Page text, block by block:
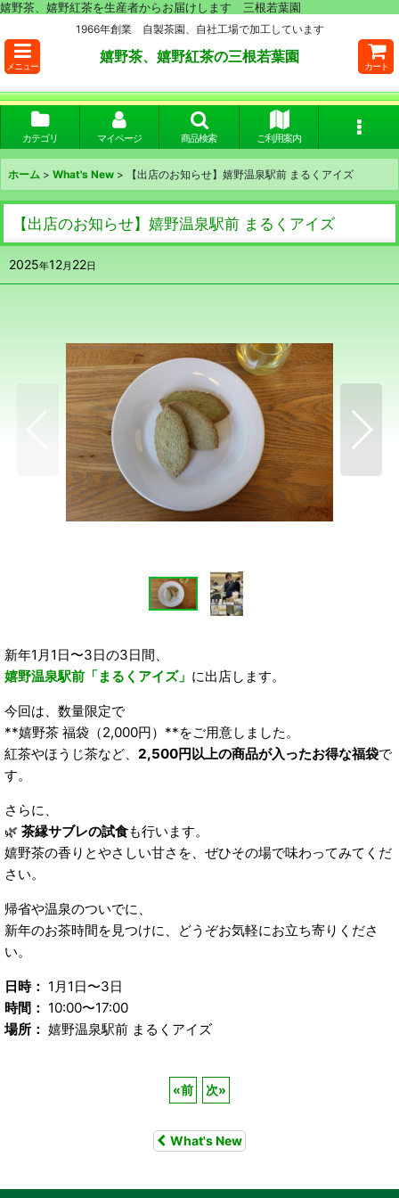
嬉野茶、嬉野紅茶を生産者からお届けします 三根若葉園
1966年創業 自製茶園、自社工場で加工しています
メニュー
嬉野茶、嬉野紅茶の三根若葉園
カート
カテゴリ マイページ 商品検索 ご利用案内
ホーム > What's New > 【出店のお知らせ】嬉野温泉駅前 まるくアイズ
【出店のお知らせ】嬉野温泉駅前 まるくアイズ
2025年12月 22日
新年1月1日〜3日の3日間、
嬉野温泉駅前「まるくアイズ」 に出店します。
今回は、数量限定で
**嬉野茶 福袋（2,000円）**をご用意しました。
紅茶やほうじ茶など、 2,500円以上の商品が入ったお得な福袋で
す。
さらに、
🌿 茶縁サブレの試食も行います。
嬉野茶の香りとやさしい甘さを、ぜひその場で味わってみてくだ
さい。
帰省や温泉のついでに、
新年のお茶時間を見つけに、どうぞお気軽にお立ち寄りくださ
い。
日時： 1月1日〜3日
時間： 10:00〜17:00
場所： 嬉野温泉駅前 まるくアイズ
«前 次»
What's New